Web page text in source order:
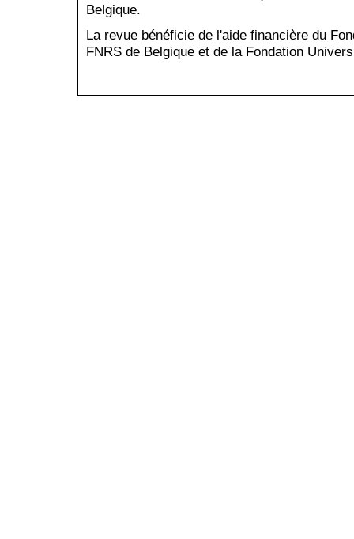
Belgique.
La revue bénéficie de l'aide financière du
FNRS de Belgique et de la Fondation